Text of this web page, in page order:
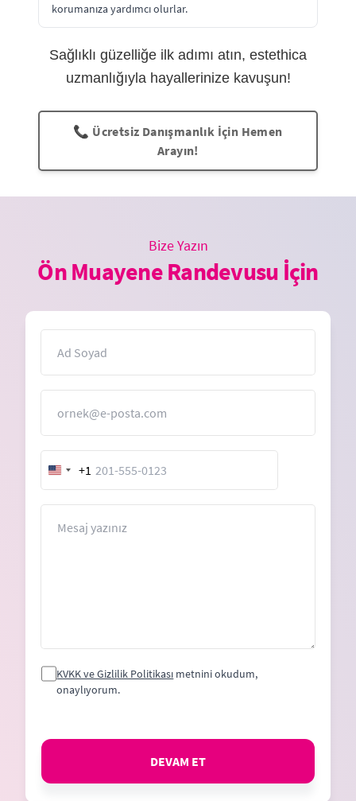
korumanıza yardımcı olurlar.
Sağlıklı güzelliğe ilk adımı atın, estethica
uzmanlığıyla hayallerinize kavuşun!
📞 Ücretsiz Danışmanlık İçin Hemen
Arayın!
Bize Yazın
Ön Muayene Randevusu İçin
United
States
+1
KVKK ve Gizlilik Politikası metnini okudum,
onaylıyorum.
DEVAM ET